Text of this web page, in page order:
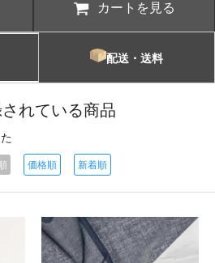
カートを見る
配送・送料
されている商品
価格順 新着順